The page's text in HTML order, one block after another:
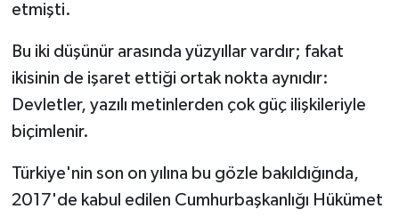
etmişti.
Bu iki düşünür arasında yüzyıllar vardır; fakat
ikisinin de işaret ettiği ortak nokta aynıdır:
Devletler, yazılı metinlerden çok güç ilişkileriyle
biçimlenir.
Türkiye'nin son on yılına bu gözle bakıldığında,
2017'de kabul edilen Cumhurbaşkanlığı Hükümet